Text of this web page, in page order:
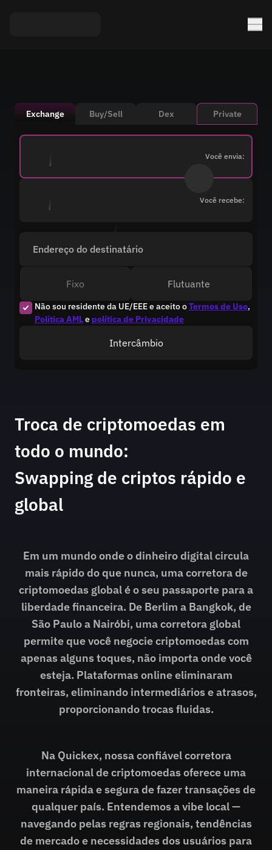
Exchange Buy/Sell Dex Private
Você envia:
Você recebe:
Endereço do destinatário
Não sou residente da UE/EEE e aceito oTermos de Uso,
Política AMLe política de Privacidade
Fixo Flutuante
Intercâmbio
Troca de criptomoedas em
todo o mundo:
Swapping de criptos rápido e
global
Em um mundo onde o dinheiro digital circula
mais rápido do que nunca, uma corretora de
criptomoedas global é o seu passaporte para a
liberdade financeira. De Berlim a Bangkok, de
São Paulo a Nairóbi, uma corretora global
permite que você negocie criptomoedas com
apenas alguns toques, não importa onde você
esteja. Plataformas online eliminaram
fronteiras, eliminando intermediários e atrasos,
proporcionando trocas fluidas.
Na Quickex, nossa confiável corretora
internacional de criptomoedas oferece uma
maneira rápida e segura de fazer transações de
qualquer país. Entendemos a vibe local —
navegando pelas regras regionais, tendências
de mercado e necessidades dos usuários para